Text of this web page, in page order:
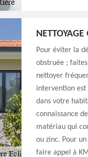
Pour éviter la
obstruée ;
nettoyer
intervention est
dans votre
connaissance
matériau qui
ou zinc. Pour
faire appel à